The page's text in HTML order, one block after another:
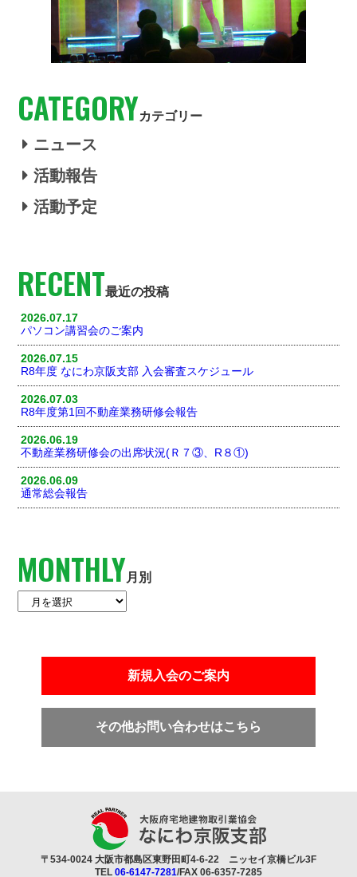
CATEGORYカテゴリー
ニュース
活動報告
活動予定
RECENT最近の投稿
2026.07.17
パソコン講習会のご案内
2026.07.15
R8年度 なにわ京阪支部 入会審査スケジュール
2026.07.03
R8年度第1回不動産業務研修会報告
2026.06.19
不動産業務研修会の出席状況(Ｒ７③、R８①)
2026.06.09
通常総会報告
MONTHLY月別
新規入会のご案内
その他お問い合わせはこちら
〒534-0024 大阪市都島区東野田町4-6-22 ニッセイ京橋ビル3F
TEL 06-6147-7281/FAX 06-6357-7285